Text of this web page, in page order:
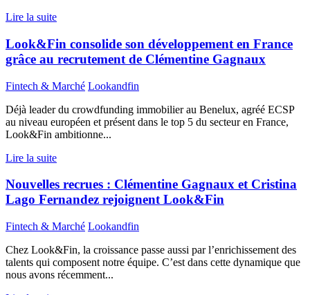
Lire la suite
Look&Fin consolide son développement en France
grâce au recrutement de Clémentine Gagnaux
Fintech & Marché Lookandfin
Déjà leader du crowdfunding immobilier au Benelux, agréé ECSP
au niveau européen et présent dans le top 5 du secteur en France,
Look&Fin ambitionne...
Lire la suite
Nouvelles recrues : Clémentine Gagnaux et Cristina
Lago Fernandez rejoignent Look&Fin
Fintech & Marché Lookandfin
Chez Look&Fin, la croissance passe aussi par l’enrichissement des
talents qui composent notre équipe. C’est dans cette dynamique que
nous avons récemment...